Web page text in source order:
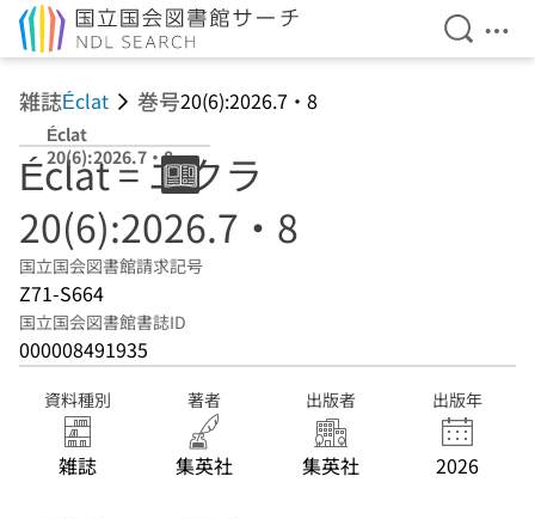
検索を
メ
雑誌Éclat 巻号20(6):2026.7・8
Éclat
20(6):2026.7・8
Éclat = エクラ
20(6):2026.7・8
国立国会図書館請求記号
Z71-S664
国立国会図書館書誌ID
000008491935
資料種別
雑誌
著者
集英社
出版者
集英社
出版年
2026